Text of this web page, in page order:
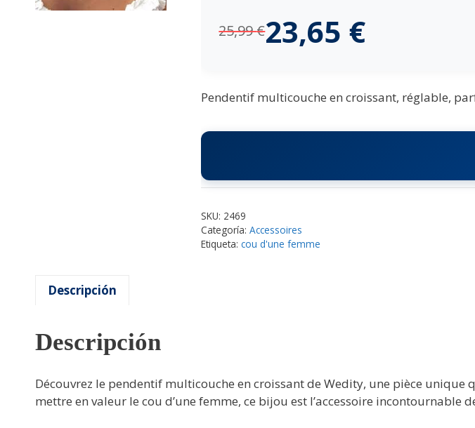
25,99€23,65 €
Pendentif multicouche en croissant, réglable,
SKU: 2469
Categoría:Accessoires
Etiqueta:cou d'une femme
Descripción
Descripción
Découvrez le pendentif multicouche en croissant de Wedity, une pièce
mettre en valeur le cou d’une femme, ce bijou est l’accessoire incontournable